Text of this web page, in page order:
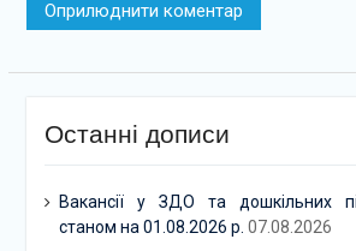
Останні дописи
Вакансії у ЗДО та дошкільних
станом на 01.08.2026 р. 07.08.2026